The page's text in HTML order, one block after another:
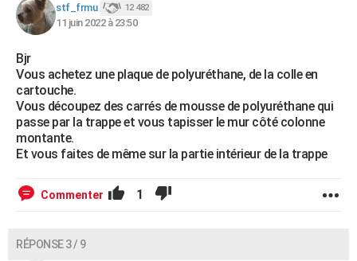
stf_frmu 12 482
11 juin 2022 à 23:50
Bjr
Vous achetez une plaque de polyuréthane, de la colle en
cartouche.
Vous découpez des carrés de mousse de polyuréthane qui
passe par la trappe et vous tapisser le mur côté colonne
montante.
Et vous faites de même sur la partie intérieur de la trappe
Commenter 1
RÉPONSE 3 / 9